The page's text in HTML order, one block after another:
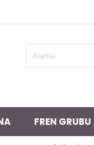
FREN GRUBU